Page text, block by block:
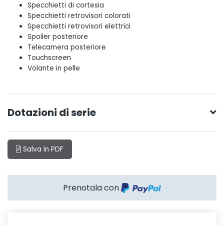
Specchietti di cortesia
Specchietti retrovisori colorati
Specchietti retrovisori elettrici
Spoiler posteriore
Telecamera posteriore
Touchscreen
Volante in pelle
Dotazioni di serie
Salva in PDF
Prenotala con